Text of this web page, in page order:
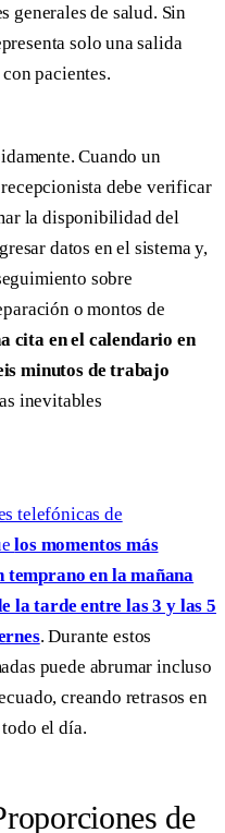
generales de salud. Sin
solo una salida
pacientes.
Cuando un
debe verificar
la disponibilidad del
datos en el sistema y,
sobre
o montos de
cita en el calendario en
minutos de trabajo
inevitables
telefónicas de
los momentos más
temprano en la mañana
la tarde entre las 3 y las 5
. Durante estos
puede abrumar incluso
creando retrasos en
el día.
de